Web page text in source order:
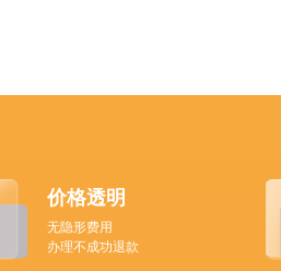
价格透明
无隐形费用
办理不成功退款